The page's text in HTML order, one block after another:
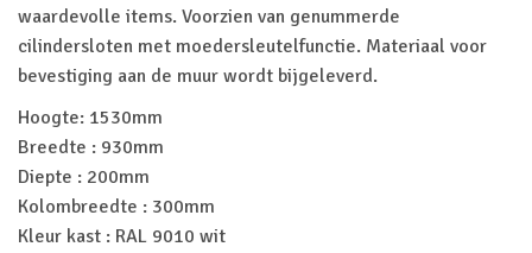
waardevolle items. Voorzien van genummerde
cilindersloten met moedersleutelfunctie. Materiaal voor
bevestiging aan de muur wordt bijgeleverd.
Hoogte: 1530mm
Breedte : 930mm
Diepte : 200mm
Kolombreedte : 300mm
Kleur kast : RAL 9010 wit